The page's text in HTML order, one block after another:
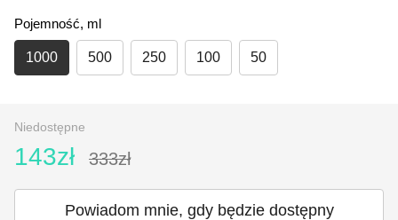
Pojemność, ml
1000 500 250 100 50
Niedostępne
143zł 333zł
Powiadom mnie, gdy będzie dostępny